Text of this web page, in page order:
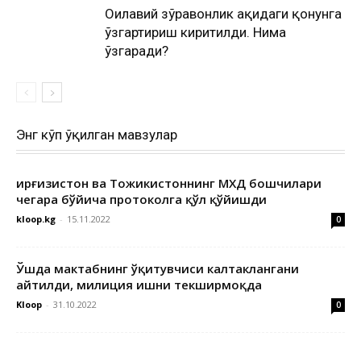
Оилавий зўравонлик ҳақидаги қонунга
ўзгартириш киритилди. Нима
ўзгаради?
Энг кўп ўқилган мавзулар
Қирғизистон ва Тожикистоннинг МХДҚ бошчилари
чегара бўйича протоколга қўл қўйишди
kloop.kg - 15.11.2022 0
Ўшда мактабнинг ўқитувчиси калтаклангани
айтилди, милиция ишни текширмоқда
Kloop - 31.10.2022 0